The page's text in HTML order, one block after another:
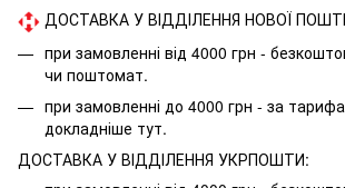
ДОСТАВКА У ВІДДІЛЕННЯ НОВОЇ
при замовленні від 4000 грн -
чи поштомат.
при замовленні до 4000 грн - за
докладніше тут.
ДОСТАВКА У ВІДДІЛЕННЯ УКРПОШТИ: